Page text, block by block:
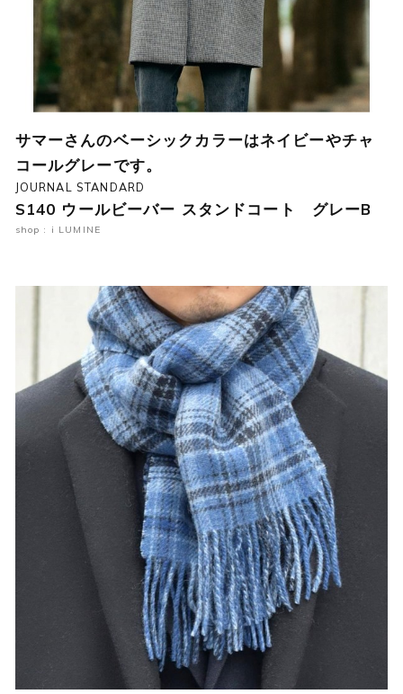
サマーさんのベーシックカラーはネイビーやチャ
コールグレーです。
JOURNAL STANDARD
S140 ウールビーバー スタンドコート グレーB
shop : i LUMINE